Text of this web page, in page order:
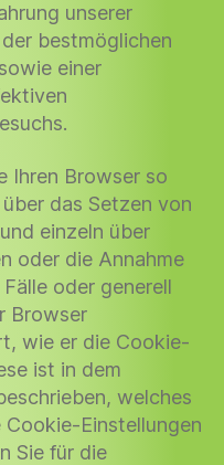
unserer
bestmöglichen
einer
Ihren Browser so
das Setzen von
einzeln über
oder die Annahme
oder generell
Browser
wie er die Cookie-
ist in dem
welches
Cookie-Einstellungen
Sie für die